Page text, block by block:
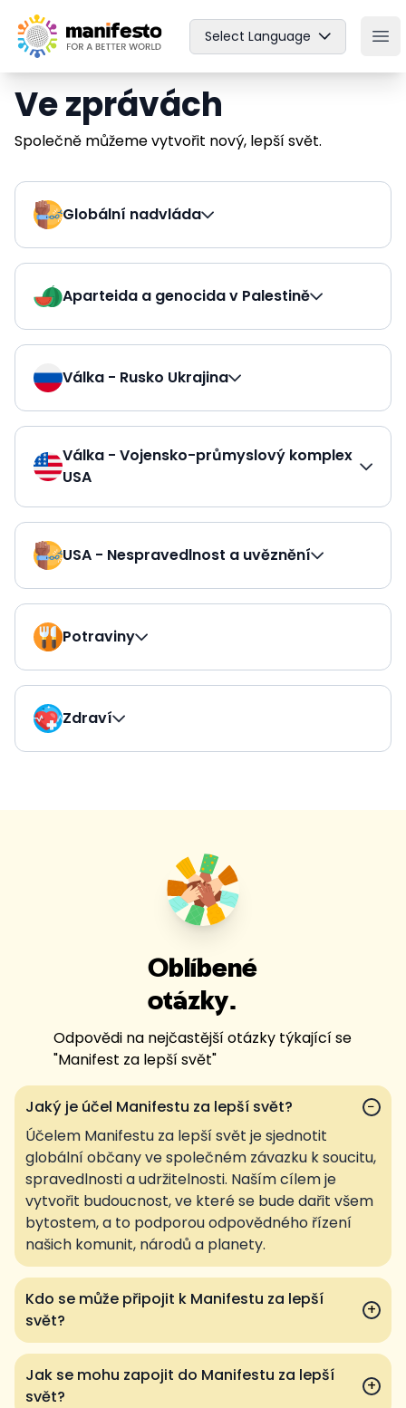
Your Company
Select Language
Ve zprávách
Společně můžeme vytvořit nový, lepší svět.
Globální nadvláda
Aparteida a genocida v Palestině
Válka - Rusko Ukrajina
Válka - Vojensko-průmyslový komplex
USA
USA - Nespravedlnost a uvěznění
Potraviny
Zdraví
Oblíbené
otázky.
Odpovědi na nejčastější otázky týkající se
"Manifest za lepší svět"
Jaký je účel Manifestu za lepší svět?
−
Účelem Manifestu za lepší svět je sjednotit
globální občany ve společném závazku k soucitu,
spravedlnosti a udržitelnosti. Naším cílem je
vytvořit budoucnost, ve které se bude dařit všem
bytostem, a to podporou odpovědného řízení
našich komunit, národů a planety.
Kdo se může připojit k Manifestu za lepší
svět?
+
Jak se mohu zapojit do Manifestu za lepší
svět?
+